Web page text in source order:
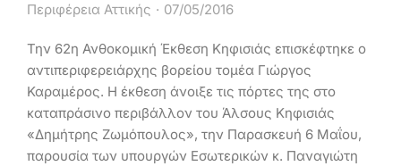
Περιφέρεια Αττικής 07/05/2016
Την 62η Ανθοκομική Έκθεση Κηφισιάς επισκέφτηκε ο
αντιπεριφερειάρχης βορείου τομέα Γιώργος
Καραμέρος. Η έκθεση άνοιξε τις πόρτες της στο
καταπράσινο περιβάλλον του Άλσους Κηφισιάς
«Δημήτρης Ζωμόπουλος», την Παρασκευή 6 Μαΐου,
παρουσία των υπουργών Εσωτερικών κ. Παναγιώτη